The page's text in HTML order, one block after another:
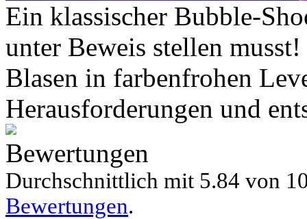
Ein klassischer Bubble-
unter Beweis stellen
Blasen in farbenfrohen
Herausforderungen und
Bewertungen
Durchschnittlich mit 5.84 von
Bewertungen.